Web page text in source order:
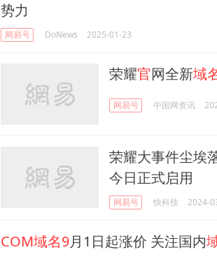
势力
网易号 DoNews 2025-01-23
荣耀官网全新域
网易号 中国网资讯
荣耀大事件尘埃
今日正式启用
网易号 快科技 2024-
COM域名9月1日起涨价 关注国内